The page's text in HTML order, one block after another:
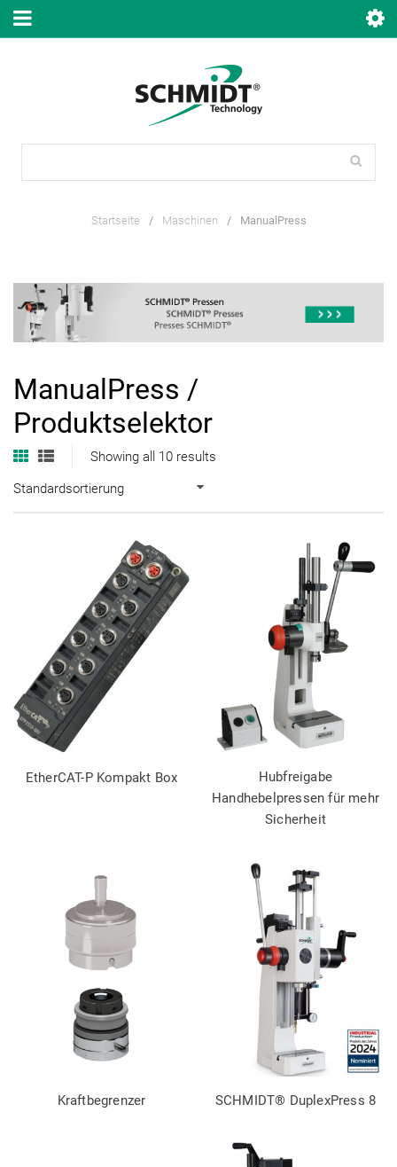
Startseite / Maschinen / ManualPress
ManualPress /
Produktselektor
Showing all 10 results
Standardsortierung
EtherCAT-P Kompakt Box
Hubfreigabe
Handhebelpressen für mehr
Sicherheit
Kraftbegrenzer SCHMIDT® DuplexPress 8